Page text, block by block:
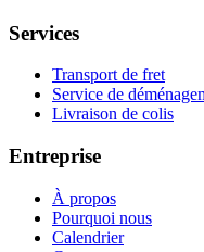
Services
Transport de fret
Service de
Livraison de colis
Entreprise
À propos
Pourquoi nous
Calendrier